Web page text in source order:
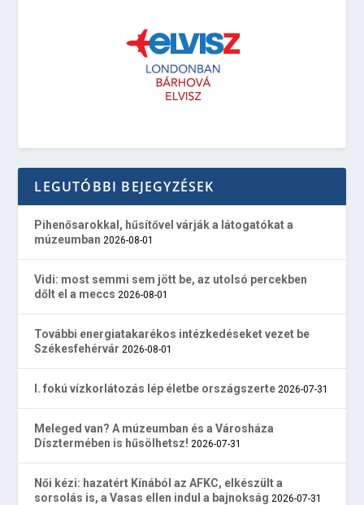
LEGUTÓBBI BEJEGYZÉSEK
Pihenősarokkal, hűsítővel várják a látogatókat a
múzeumban 2026-08-01
Vidi: most semmi sem jött be, az utolsó percekben
dőlt el a meccs 2026-08-01
További energiatakarékos intézkedéseket vezet be
Székesfehérvár 2026-08-01
I. fokú vízkorlátozás lép életbe országszerte 2026-07-31
Meleged van? A múzeumban és a Városháza
Dísztermében is hűsölhetsz! 2026-07-31
Női kézi: hazatért Kínából az AFKC, elkészült a
sorsolás is, a Vasas ellen indul a bajnokság 2026-07-31